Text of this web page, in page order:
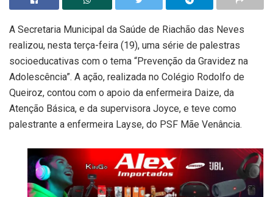
A Secretaria Municipal da Saúde de Riachão das Neves
realizou, nesta terça-feira (19), uma série de palestras
socioeducativas com o tema “Prevenção da Gravidez na
Adolescência”. A ação, realizada no Colégio Rodolfo de
Queiroz, contou com o apoio da enfermeira Daize, da
Atenção Básica, e da supervisora Joyce, e teve como
palestrante a enfermeira Layse, do PSF Mãe Venância.